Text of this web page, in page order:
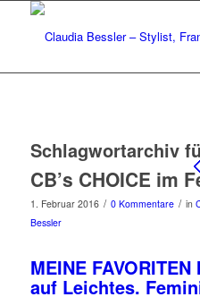
Schlagwortarchiv
CB’s CHOICE im
1. Februar 2016 / 0 Kommentare / in
Bessler
MEINE
auf Leichtes.